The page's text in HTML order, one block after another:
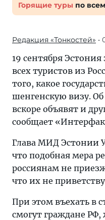
Горящие туры по
Редакция «Тонкостей» •
19 сентября
всех туристов из
того, какое
шенгенскую визу.
вскоре объявят и
сообщает
Глава МИД Эстонии
что подобная мера
россиянам не
что их не
При этом въехать в
смогут граждане